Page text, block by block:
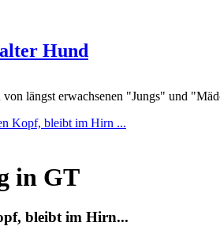
Hund
von längst erwachsenen "Jungs" und
in GT
bleibt im Hirn...